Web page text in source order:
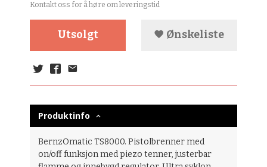
Kontakt oss for å høre om leveringstid
Utsolgt Ønskeliste
Produktinfo
BernzOmatic TS8000. Pistolbrenner med
on/off funksjon med piezo tenner, justerbar